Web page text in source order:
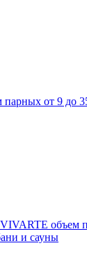
парных от 9 до
объем
и сауны